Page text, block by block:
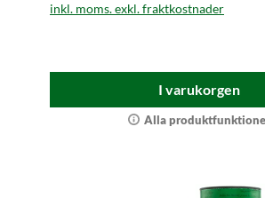
inkl. moms. exkl. fraktkostnader
I varukorgen
Alla